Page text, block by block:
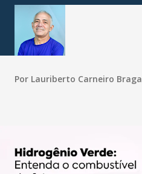
Por Lauriberto Carneiro Braga